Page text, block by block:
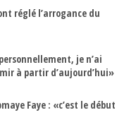
réglé l’arrogance du
je n’ai
à partir d’aujourd’hui»
Faye : «c’est le début